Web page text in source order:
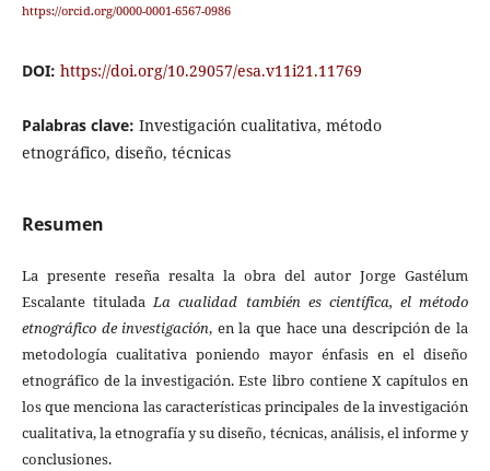
https://orcid.org/0000-0001-6567-0986
DOI: https://doi.org/10.29057/esa.v11i21.11769
Palabras clave: Investigación cualitativa, método
etnográfico, diseño, técnicas
Resumen
La presente reseña resalta la obra del autor Jorge Gastélum
Escalante tituladaLa cualidad también es científica, el método
etnográfico de investigación, en la que hace una descripción de la
metodología cualitativa poniendo mayor énfasis en el diseño
etnográfico de la investigación. Este libro contiene X capítulos en
los que menciona las características principales de la investigación
cualitativa, la etnografía y su diseño, técnicas, análisis, el informe y
conclusiones.